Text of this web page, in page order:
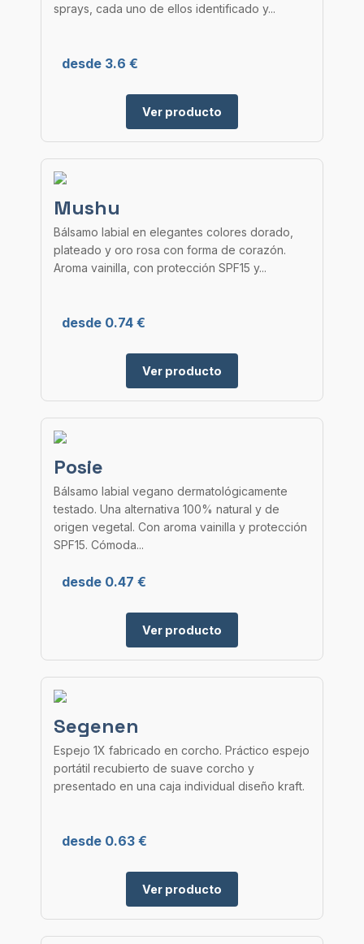
sprays, cada uno de ellos identificado y...
desde 3.6 €
Ver producto
Mushu
Bálsamo labial en elegantes colores dorado,
plateado y oro rosa con forma de corazón.
Aroma vainilla, con protección SPF15 y...
desde 0.74 €
Ver producto
Posie
Bálsamo labial vegano dermatológicamente
testado. Una alternativa 100% natural y de
origen vegetal. Con aroma vainilla y protección
SPF15. Cómoda...
desde 0.47 €
Ver producto
Segenen
Espejo 1X fabricado en corcho. Práctico espejo
portátil recubierto de suave corcho y
presentado en una caja individual diseño kraft.
desde 0.63 €
Ver producto